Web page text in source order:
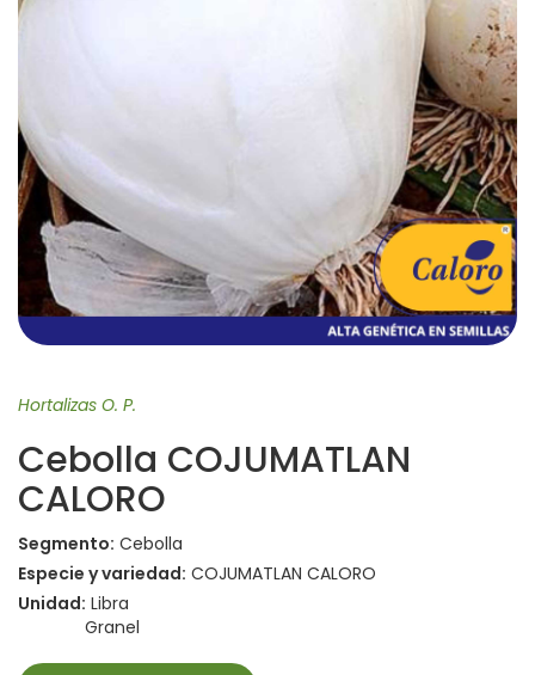
Hortalizas O. P.
Cebolla COJUMATLAN
CALORO
Segmento: Cebolla
Especie y variedad: COJUMATLAN CALORO
Unidad: Libra
Granel